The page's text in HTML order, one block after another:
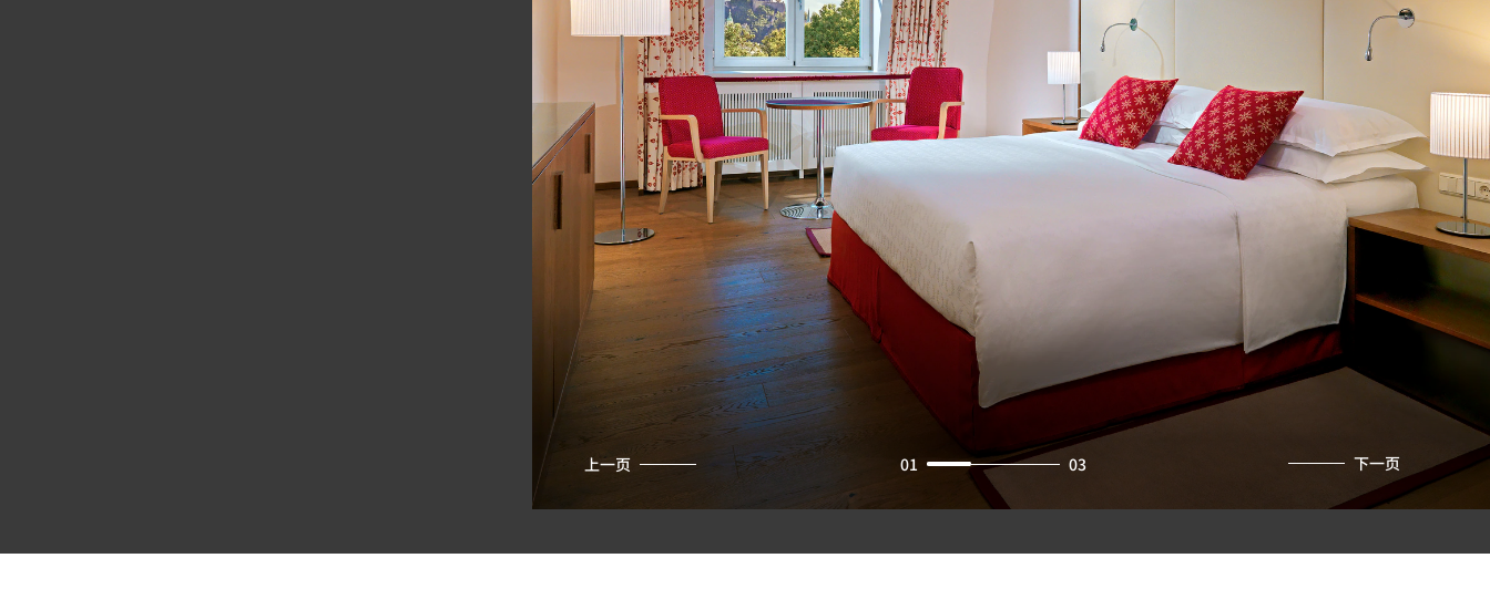
上一页 01 03 下一页